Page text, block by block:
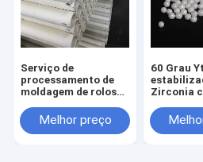
Serviço de
processamento de
moldagem de rolos
alumínio refratário a
altas temperaturas
Melhor preço
60 Grau
Zirconia
cerâmica